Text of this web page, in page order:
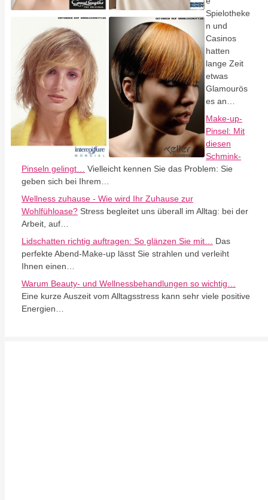
Spielotheke
n und
Casinos
hatten
lange Zeit
etwas
Glamourös
es an…
Make-up-
Pinsel: Mit
diesen
Schmink-
Pinseln gelingt…
Vielleicht kennen Sie das Problem: Sie
geben sich bei Ihrem…
Wellness zuhause - Wie wird Ihr Zuhause zur
Wohlfühloase? Stress begleitet uns überall im Alltag: bei der
Arbeit, auf…
Lidschatten richtig auftragen: So glänzen Sie mit…
Das
perfekte Abend-Make-up lässt Sie strahlen und verleiht
Ihnen einen…
Warum Beauty- und Wellnessbehandlungen so wichtig…
Eine kurze Auszeit vom Alltagsstress kann sehr viele positive
Energien…